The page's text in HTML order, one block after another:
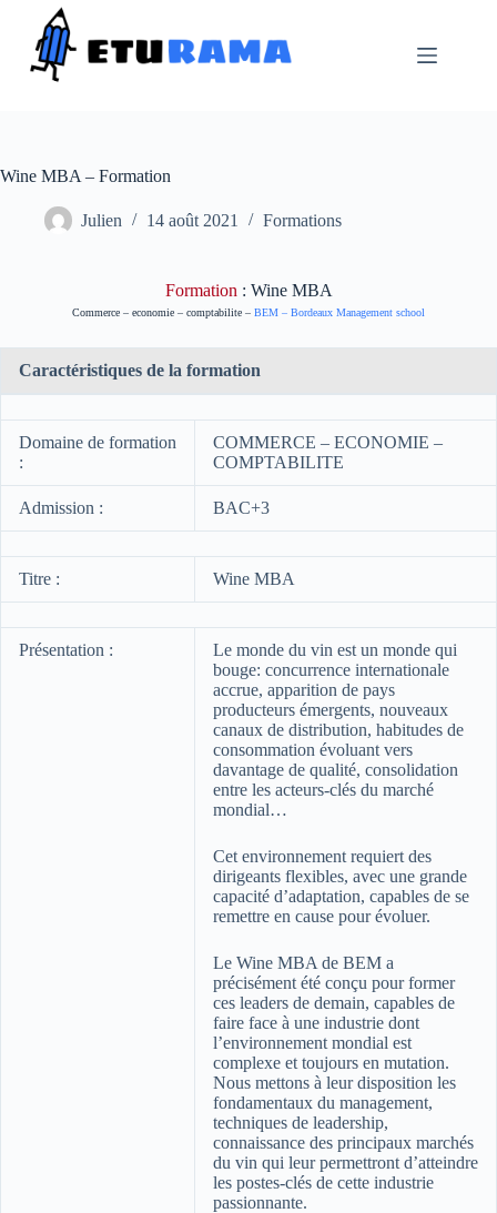
contenu
Wine MBA – Formation
Julien 14 août 2021 Formations
Formation : Wine MBA
Commerce – economie – comptabilite – BEM – Bordeaux Management school
Caractéristiques de la formation
Domaine de formation
:
COMMERCE – ECONOMIE –
COMPTABILITE
Admission : BAC+3
Titre : Wine MBA
Présentation :
Le monde du vin est un monde qui
bouge: concurrence internationale
accrue, apparition de pays
producteurs émergents, nouveaux
canaux de distribution, habitudes de
consommation évoluant vers
davantage de qualité, consolidation
entre les acteurs-clés du marché
mondial…
Cet environnement requiert des
dirigeants flexibles, avec une grande
capacité d’adaptation, capables de se
remettre en cause pour évoluer.
Le Wine MBA de BEM a
précisément été conçu pour former
ces leaders de demain, capables de
faire face à une industrie dont
l’environnement mondial est
complexe et toujours en mutation.
Nous mettons à leur disposition les
fondamentaux du management,
techniques de leadership,
connaissance des principaux marchés
du vin qui leur permettront d’atteindre
les postes-clés de cette industrie
passionnante.